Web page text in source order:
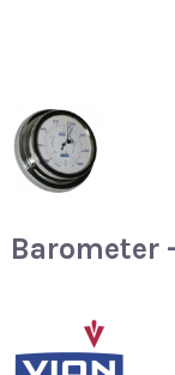
Barometer